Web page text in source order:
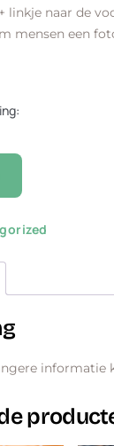
linkje naar de
mensen een
informatie